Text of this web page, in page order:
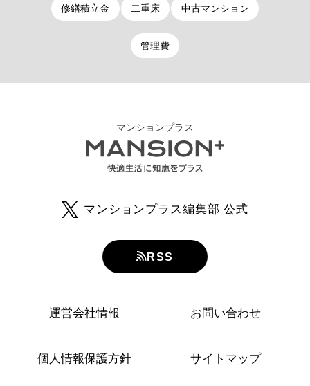
修繕積立金 二重床 中古マンション
管理費
マンションプラス
マンションプラス編集部 公式
RSS
運営会社情報 お問い合わせ
個人情報保護方針 サイトマップ